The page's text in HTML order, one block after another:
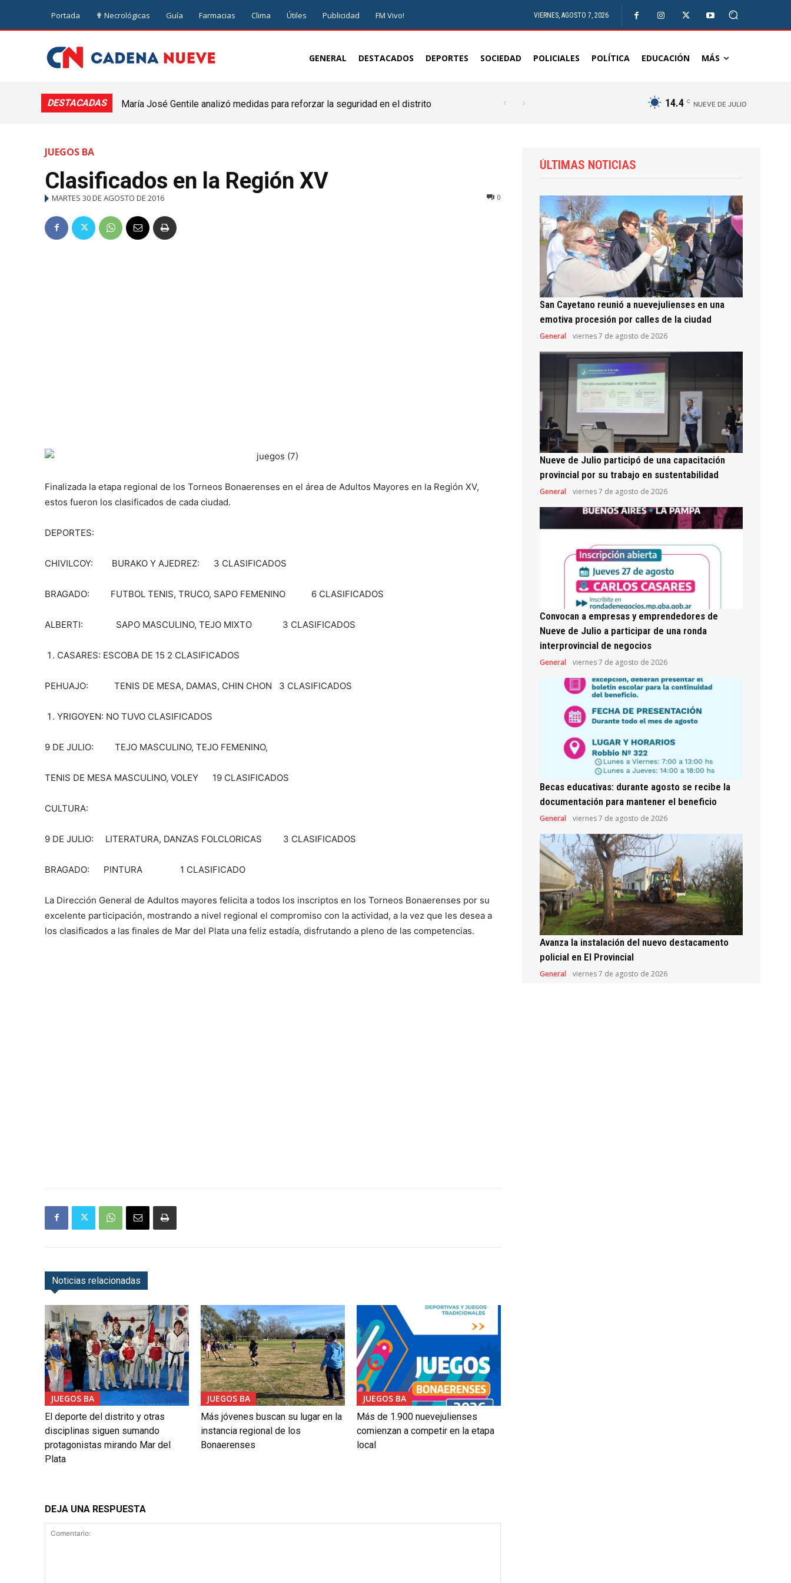
Portada ✟ Necrológicas Guía Farmacias Clima Útiles Publicidad FM Vivo! VIERNES, AGOSTO 7, 2026
GENERAL DESTACADOS DEPORTES SOCIEDAD POLICIALES POLÍTICA EDUCACIÓN MÁS
DESTACADAS
María José Gentile analizó medidas para reforzar la seguridad en el distrito
14.4 C NUEVE DE JULIO
JUEGOS BA
Clasificados en la Región XV
MARTES 30 DE AGOSTO DE 2016 0
Finalizada la etapa regional de los Torneos Bonaerenses en el área de Adultos Mayores en la Región XV,
estos fueron los clasificados de cada ciudad.
DEPORTES:
CHIVILCOY: BURAKO Y AJEDREZ: 3 CLASIFICADOS
BRAGADO: FUTBOL TENIS, TRUCO, SAPO FEMENINO 6 CLASIFICADOS
ALBERTI: SAPO MASCULINO, TEJO MIXTO 3 CLASIFICADOS
CASARES: ESCOBA DE 15 2 CLASIFICADOS
PEHUAJO: TENIS DE MESA, DAMAS, CHIN CHON 3 CLASIFICADOS
YRIGOYEN: NO TUVO CLASIFICADOS
9 DE JULIO: TEJO MASCULINO, TEJO FEMENINO,
TENIS DE MESA MASCULINO, VOLEY 19 CLASIFICADOS
CULTURA:
9 DE JULIO: LITERATURA, DANZAS FOLCLORICAS 3 CLASIFICADOS
BRAGADO: PINTURA 1 CLASIFICADO
La Dirección General de Adultos mayores felicita a todos los inscriptos en los Torneos Bonaerenses por su
excelente participación, mostrando a nivel regional el compromiso con la actividad, a la vez que les desea a
los clasificados a las finales de Mar del Plata una feliz estadía, disfrutando a pleno de las competencias.
Noticias relacionadas
JUEGOS BA
El deporte del distrito y otras
disciplinas siguen sumando
protagonistas mirando Mar del
Plata
JUEGOS BA
Más jóvenes buscan su lugar en la
instancia regional de los
Bonaerenses
JUEGOS BA
Más de 1.900 nuevejulienses
comienzan a competir en la etapa
local
DEJA UNA RESPUESTA
ÚLTIMAS NOTICIAS
San Cayetano reunió a nuevejulienses en una
emotiva procesión por calles de la ciudad
General viernes 7 de agosto de 2026
Nueve de Julio participó de una capacitación
provincial por su trabajo en sustentabilidad
General viernes 7 de agosto de 2026
Convocan a empresas y emprendedores de
Nueve de Julio a participar de una ronda
interprovincial de negocios
General viernes 7 de agosto de 2026
Becas educativas: durante agosto se recibe la
documentación para mantener el beneficio
General viernes 7 de agosto de 2026
Avanza la instalación del nuevo destacamento
policial en El Provincial
General viernes 7 de agosto de 2026